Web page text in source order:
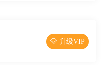
 升级VIP